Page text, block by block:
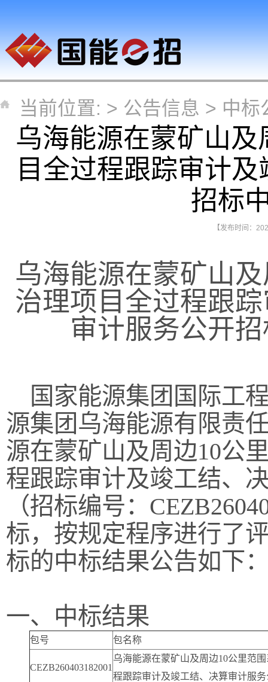
当前位置: > 公告信息 > 中标
乌海能源在蒙矿山
目全过程跟踪审计
招标
【发布时间：
乌海能源在蒙矿山
治理项目全过程跟
审计服务公开
国家能源集团国际工
源集团乌海能源有限责
源在蒙矿山及周边10公
程跟踪审计及竣工结、
（招标编号：
标，按规定程序进行了
标的中标结果公告如下
一、中标结果
包号 包名称
CEZB260403182001
乌海能源在蒙矿山及周边10公里范
程跟踪审计及竣工结、决算审计服